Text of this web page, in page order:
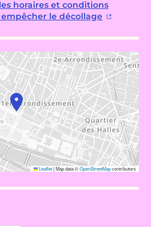
horaires et conditions
le décollage
Leaflet|Map data ©OpenStreetMapcontributors